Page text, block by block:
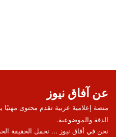
عن آفاق نيوز
منصة إعلامية عربية تقدم محتوى مهنيًا
الدقة والموضوعية.
نحن في أفاق نيوز ... نحمل الحقيقة